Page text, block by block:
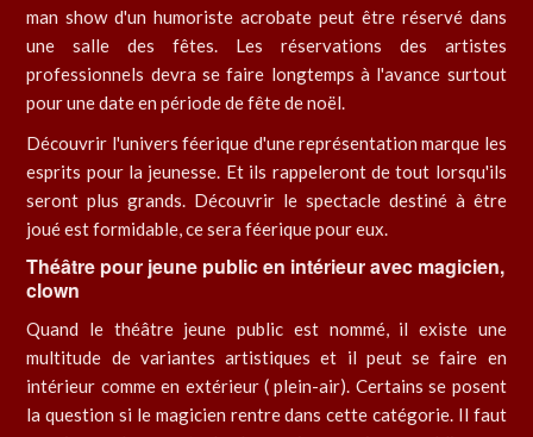
man show d'un humoriste acrobate peut être réservé dans
une salle des fêtes. Les réservations des artistes
professionnels devra se faire longtemps à l'avance surtout
pour une date en période de fête de noël.
Découvrir l'univers féerique d'une représentation marque les
esprits pour la jeunesse. Et ils rappeleront de tout lorsqu'ils
seront plus grands. Découvrir le spectacle destiné à être
joué est formidable, ce sera féerique pour eux.
Théâtre pour jeune public en intérieur avec magicien,
clown
Quand le théâtre jeune public est nommé, il existe une
multitude de variantes artistiques et il peut se faire en
intérieur comme en extérieur ( plein-air). Certains se posent
la question si le magicien rentre dans cette catégorie. Il faut